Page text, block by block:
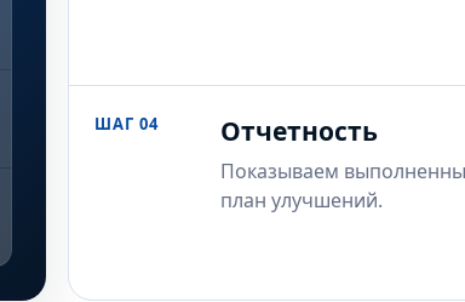
ШАГ 04 Отчетность
Показываем
план улучшений.